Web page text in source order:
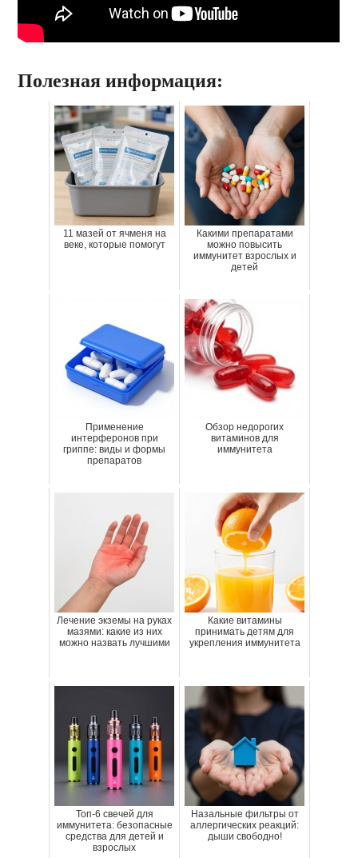
Полезная информация:
11 мазей от ячменя на
веке, которые помогут
Какими препаратами
можно повысить
иммунитет взрослых и
детей
Применение
интерферонов при
гриппе: виды и формы
препаратов
Обзор недорогих
витаминов для
иммунитета
Лечение экземы на руках
мазями: какие из них
можно назвать лучшими
Какие витамины
принимать детям для
укрепления иммунитета
Топ-6 свечей для
иммунитета: безопасные
средства для детей и
взрослых
Назальные фильтры от
аллергических реакций:
дыши свободно!